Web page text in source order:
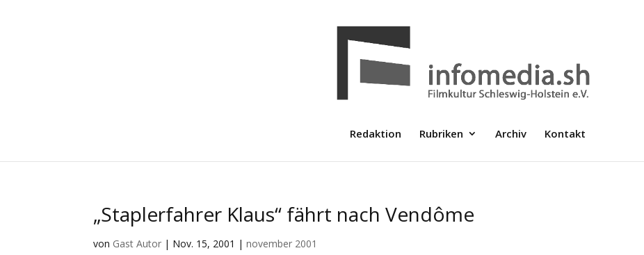
Redaktion Rubriken Archiv Kontakt
„Staplerfahrer Klaus“ fährt nach Vendôme
von Gast Autor | Nov. 15, 2001 |november 2001